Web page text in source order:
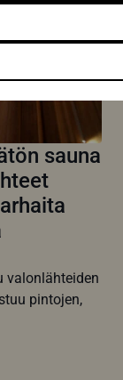
sauna
valonlähteiden
pintojen,